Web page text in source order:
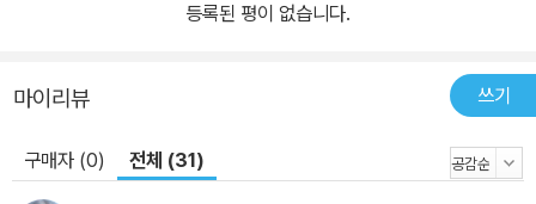
를 위해서 살아보기로 했다.”는 529 작가. 지금 삶에 지쳐 있는 당신
한 시선과 포근한 그림들에 또 하루를 견뎌 낼 위안을 받을 거라 확신
등록된 평이 없습니다.
마이리뷰 쓰기
구매자 (0) 전체 (31)